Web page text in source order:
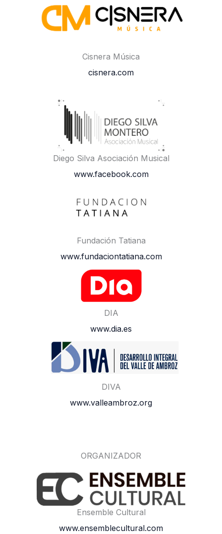
Cisnera Música
cisnera.com
Diego Silva Asociación Musical
www.facebook.com
Fundación Tatiana
www.fundaciontatiana.com
DIA
www.dia.es
DIVA
www.valleambroz.org
ORGANIZADOR
Ensemble Cultural
www.ensemblecultural.com